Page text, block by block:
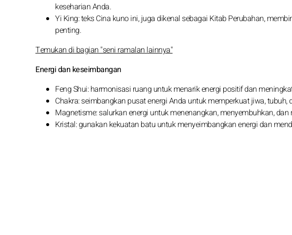
keseharian Anda.
Yi King: teks Cina kuno ini, juga dikenal sebagai Kitab Perubahan,
penting.
Temukan di bagian "seni ramalan lainnya"
Energi dan keseimbangan
Feng Shui: harmonisasi ruang untuk menarik energi positif dan
Chakra: seimbangkan pusat energi Anda untuk memperkuat jiwa, tubuh,
Magnetisme: salurkan energi untuk menenangkan, menyembuhkan,
Kristal: gunakan kekuatan batu untuk menyeimbangkan energi dan